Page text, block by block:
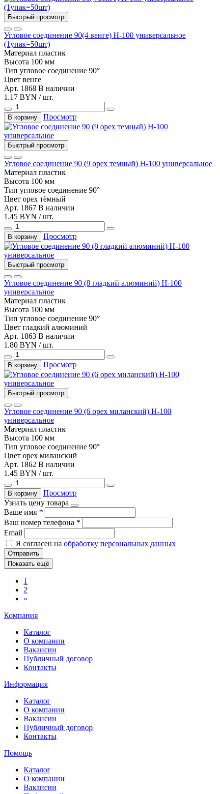
Быстрый просмотр
Угловое соединение 90(4 венге) Н-100 универсальное
(1упак=50шт)
Материал пластик
Высота 100 мм
Тип угловое соединение 90°
Цвет венге
Арт. 1868 В наличии
1.17 BYN / шт.
В корзину Просмотр
Быстрый просмотр
Угловое соединение 90 (9 орех темный) Н-100 универсальное
Материал пластик
Высота 100 мм
Тип угловое соединение 90°
Цвет орех тёмный
Арт. 1867 В наличии
1.45 BYN / шт.
В корзину Просмотр
Быстрый просмотр
Угловое соединение 90 (8 гладкий алюминий) Н-100
универсальное
Материал пластик
Высота 100 мм
Тип угловое соединение 90°
Цвет гладкий алюминий
Арт. 1863 В наличии
1.80 BYN / шт.
В корзину Просмотр
Быстрый просмотр
Угловое соединение 90 (6 орех миланский) Н-100
универсальное
Материал пластик
Высота 100 мм
Тип угловое соединение 90°
Цвет орех миланский
Арт. 1862 В наличии
1.45 BYN / шт.
В корзину
Просмотр
Узнать цену товара
Ваше имя *
Ваш номер телефона *
Email
Я согласен на обработку персональных данных
Отправить
Показать ещё
1
2
»
Компания
Каталог
О компании
Вакансии
Публичный договор
Контакты
Информация
Каталог
О компании
Вакансии
Публичный договор
Контакты
Помощь
Каталог
О компании
Вакансии